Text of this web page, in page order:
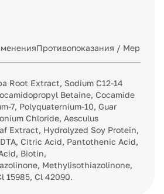
Противопоказания / Меры
Root Extract, Sodium С12-14
Betaine, Cocamide
7, Polyquaternium-10, Guar
Chloride, Aesculus
Extract, Hydrolyzed Soy Protein,
Citric Acid, Pantothenic Acid,
Biotin,
Methylisothiazolinone,
15985, Cl 42090.